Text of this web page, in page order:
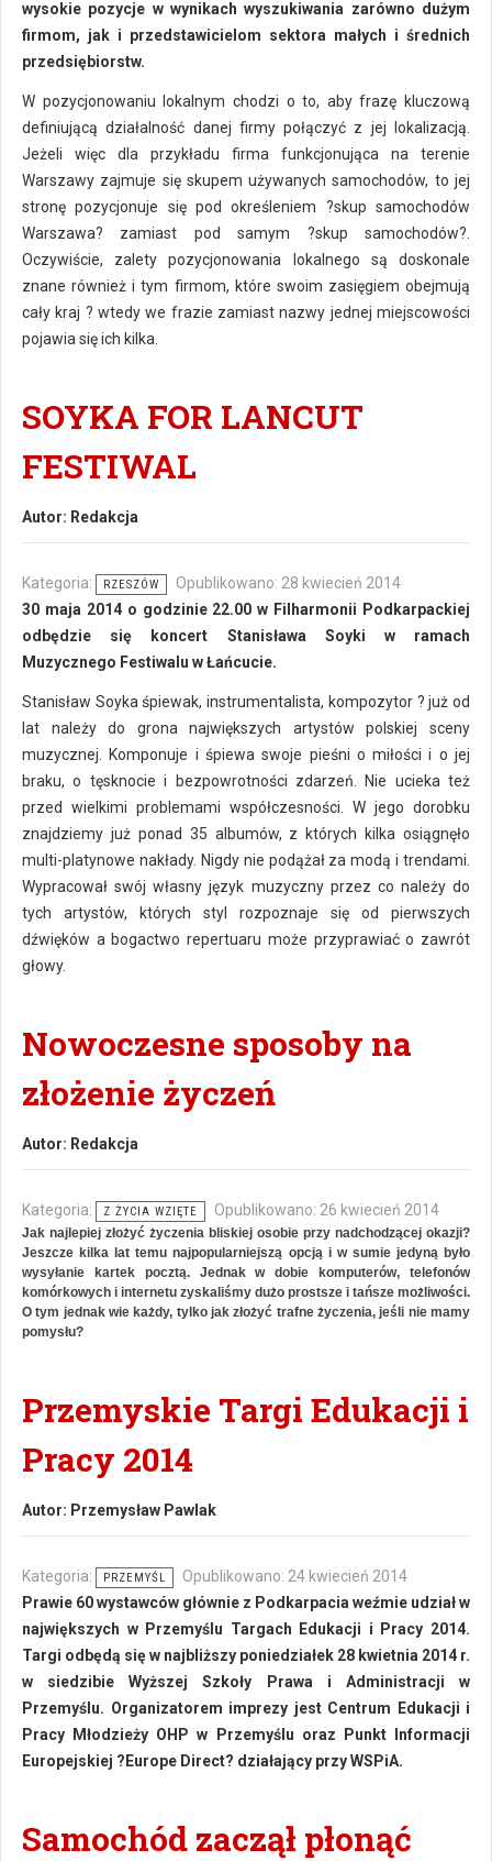
wysokie pozycje w wynikach wyszukiwania zarówno dużym
firmom, jak i przedstawicielom sektora małych i średnich
przedsiębiorstw.
W pozycjonowaniu lokalnym chodzi o to, aby frazę kluczową
definiującą działalność danej firmy połączyć z jej lokalizacją.
Jeżeli więc dla przykładu firma funkcjonująca na terenie
Warszawy zajmuje się skupem używanych samochodów, to jej
stronę pozycjonuje się pod określeniem ?skup samochodów
Warszawa? zamiast pod samym ?skup samochodów?.
Oczywiście, zalety pozycjonowania lokalnego są doskonale
znane również i tym firmom, które swoim zasięgiem obejmują
cały kraj ? wtedy we frazie zamiast nazwy jednej miejscowości
pojawia się ich kilka.
SOYKA FOR LANCUT
FESTIWAL
Autor: Redakcja
Kategoria: RZESZÓW
Opublikowano: 28 kwiecień 2014
30 maja 2014 o godzinie 22.00 w Filharmonii Podkarpackiej
odbędzie się koncert Stanisława Soyki w ramach
Muzycznego Festiwalu w Łańcucie.
Stanisław Soyka śpiewak, instrumentalista, kompozytor ? już od
lat należy do grona największych artystów polskiej sceny
muzycznej. Komponuje i śpiewa swoje pieśni o miłości i o jej
braku, o tęsknocie i bezpowrotności zdarzeń. Nie ucieka też
przed wielkimi problemami współczesności. W jego dorobku
znajdziemy już ponad 35 albumów, z których kilka osiągnęło
multi-platynowe nakłady. Nigdy nie podążał za modą i trendami.
Wypracował swój własny język muzyczny przez co należy do
tych artystów, których styl rozpoznaje się od pierwszych
dźwięków a bogactwo repertuaru może przyprawiać o zawrót
głowy.
Nowoczesne sposoby na
złożenie życzeń
Autor: Redakcja
Kategoria: Z ŻYCIA WZIĘTE Opublikowano: 26 kwiecień 2014
Jak najlepiej złożyć życzenia bliskiej osobie przy nadchodzącej okazji?
Jeszcze kilka lat temu najpopularniejszą opcją i w sumie jedyną było
wysyłanie kartek pocztą. Jednak w dobie komputerów, telefonów
komórkowych i internetu zyskaliśmy dużo prostsze i tańsze możliwości.
O tym jednak wie każdy, tylko jak złożyć trafne życzenia, jeśli nie mamy
pomysłu?
Przemyskie Targi Edukacji i
Pracy 2014
Autor: Przemysław Pawlak
Kategoria: PRZEMYŚL
Opublikowano: 24 kwiecień 2014
Prawie 60 wystawców głównie z Podkarpacia weźmie udział w
największych w Przemyślu Targach Edukacji i Pracy 2014.
Targi odbędą się w najbliższy poniedziałek 28 kwietnia 2014 r.
w siedzibie Wyższej Szkoły Prawa i Administracji w
Przemyślu. Organizatorem imprezy jest Centrum Edukacji i
Pracy Młodzieży OHP w Przemyślu oraz Punkt Informacji
Europejskiej ?Europe Direct? działający przy WSPiA.
Samochód zaczął płonąć